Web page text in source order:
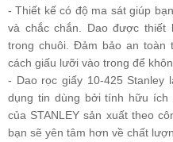
- Thiết kế có độ ma sát giúp
và chắc chắn. Dao được
trong chuôi. Đảm bảo an toàn
cách giấu lưỡi vào trong để
- Dao rọc giấy 10-425
dụng tin dùng bởi tính hữu ích
của STANLEY sản xuất theo
bạn sẽ yên tâm hơn về chất